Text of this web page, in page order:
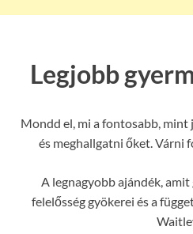
Legjobb
Mondd el, mi a fontosabb,
és meghallgatni őket. Várni
A legnagyobb ajándék,
felelősség gyökerei és a